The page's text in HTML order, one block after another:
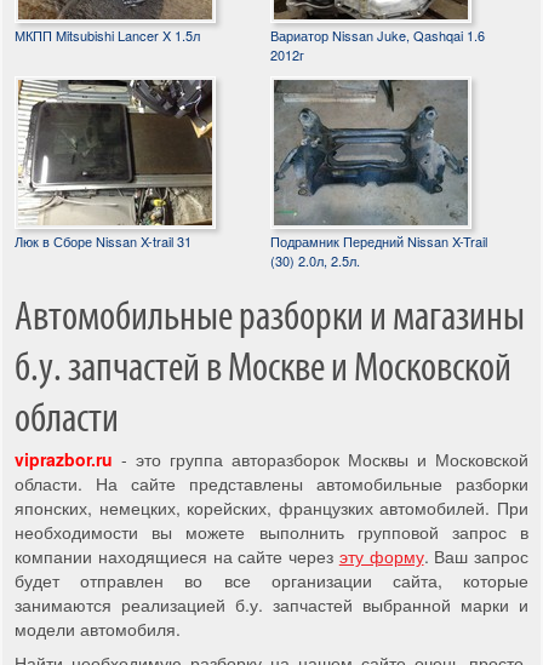
МКПП Mitsubishi Lancer X 1.5л
Вариатор Nissan Juke, Qashqai 1.6
2012г
Люк в Сборе Nissan X-trail 31
Подрамник Передний Nissan X-Trail
(30) 2.0л, 2.5л.
Автомобильные разборки и магазины
б.у. запчастей в Москве и Московской
области
viprazbor.ru - это группа авторазборок Москвы и Московской
области. На сайте представлены автомобильные разборки
японских, немецких, корейских, французких автомобилей. При
необходимости вы можете выполнить групповой запрос в
компании находящиеся на сайте через эту форму. Ваш запрос
будет отправлен во все организации сайта, которые
занимаются реализацией б.у. запчастей выбранной марки и
модели автомобиля.